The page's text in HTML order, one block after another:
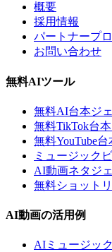
概要
採用情報
パートナープ
お問い合わせ
無料AIツール
無料AI台本ジ
無料TikTok台
無料YouTube
ミュージック
AI動画ネタジ
無料ショット
AI動画の活用例
AIミュージッ